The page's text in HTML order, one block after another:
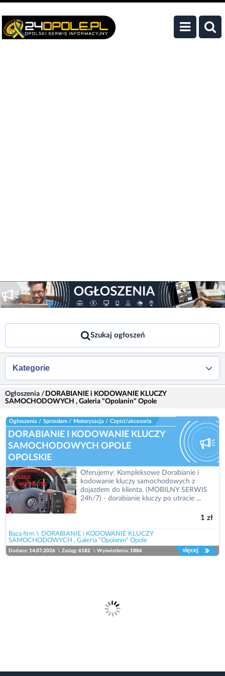
Szukaj ogłoszeń
Kategorie
Ogłoszenia / DORABIANIE i KODOWANIE KLUCZY
SAMOCHODOWYCH , Galeria "Opolanin" Opole
Ogłoszenia / Sprzedam / Motoryzacja / Części/akcesoria
DORABIANIE I KODOWANIE KLUCZY
SAMOCHODOWYCH OPOLE
OPOLSKIE
Oferujemy: Kompleksowe Dorabianie i
kodowanie kluczy samochodowych z
dojazdem do klienta. (MOBILNY SERWIS
24h/7) - dorabianie kluczy po utracie ...
1 zł
Baza firm \ DORABIANIE i KODOWANIE KLUCZY
SAMOCHODOWYCH , Galeria "Opolanin" Opole
Dodane:14.07.2026 \ Zasięg:6182 \ Wyświetlenia:1886 więcej